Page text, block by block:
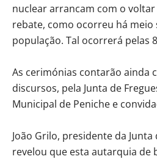
nuclear arrancam com o
rebate, como ocorreu há meio
população. Tal ocorrerá pelas
As cerimónias contarão ainda
discursos, pela Junta de
Municipal de Peniche e
João Grilo, presidente da Junta
revelou que esta autarquia de